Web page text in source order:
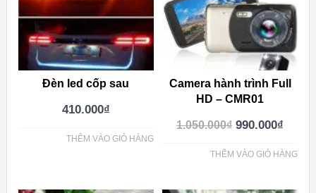
Đèn led cốp sau
410.000₫
THÊM VÀO GIỎ HÀNG
Camera hành trình Full
HD – CMR01
1.050.000₫ 990.000₫
THÊM VÀO GIỎ HÀNG